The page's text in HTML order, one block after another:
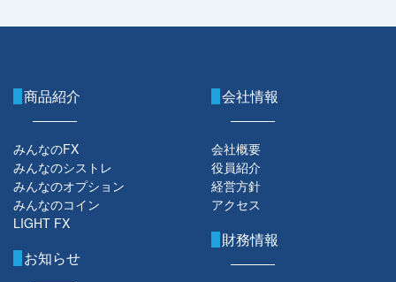
商品紹介
みんなのFX
みんなのシストレ
みんなのオプション
みんなのコイン
LIGHT FX
お知らせ
会社情報
会社概要
役員紹介
経営方針
アクセス
財務情報